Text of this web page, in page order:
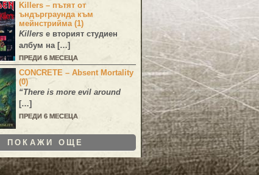
Killers – пътят от
ъндърграунда към
мейнстрийма (1)
Killers е вторият студиен
албум на […]
ПРЕДИ 6 МЕСЕЦА
CONCRETE – Absent Mortality
(0)
“There is more evil around
[…]
ПРЕДИ 6 МЕСЕЦА
ПОКАЖИ ОЩЕ